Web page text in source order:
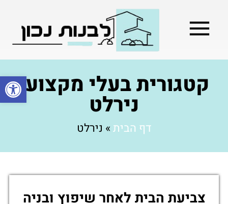
פתחקטגורית בעלי מקצוע:
נירלט
דף הבית» נירלט
צביעת הבית לאחר שיפוץ ובניה